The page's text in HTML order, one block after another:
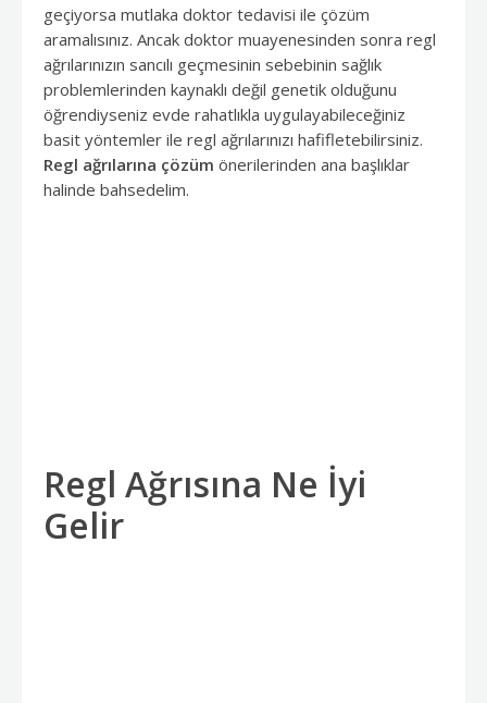
geçiyorsa mutlaka doktor tedavisi ile çözüm
aramalısınız. Ancak doktor muayenesinden sonra regl
ağrılarınızın sancılı geçmesinin sebebinin sağlık
problemlerinden kaynaklı değil genetik olduğunu
öğrendiyseniz evde rahatlıkla uygulayabileceğiniz
basit yöntemler ile regl ağrılarınızı hafifletebilirsiniz.
Regl ağrılarına çözüm önerilerinden ana başlıklar
halinde bahsedelim.
Regl Ağrısına Ne İyi
Gelir